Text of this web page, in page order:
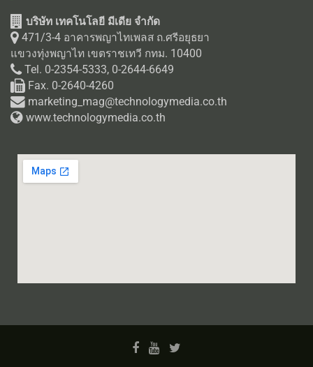
บริษัท เทคโนโลยี มีเดีย จำกัด
471/3-4 อาคารพญาไทเพลส ถ.ศรีอยุธยา
แขวงทุ่งพญาไท เขตราชเทวี กทม. 10400
Tel. 0-2354-5333, 0-2644-6649
Fax. 0-2640-4260
marketing_mag@technologymedia.co.th
www.technologymedia.co.th